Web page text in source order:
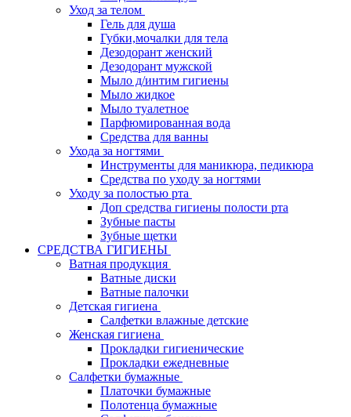
Уход за телом
Гель для душа
Губки,мочалки для тела
Дезодорант женский
Дезодорант мужской
Мыло д/интим гигиены
Мыло жидкое
Мыло туалетное
Парфюмированная вода
Средства для ванны
Ухода за ногтями
Инструменты для маникюра, педикюра
Средства по уходу за ногтями
Уходу за полостью рта
Доп средства гигиены полости рта
Зубные пасты
Зубные щетки
СРЕДСТВА ГИГИЕНЫ
Ватная продукция
Ватные диски
Ватные палочки
Детская гигиена
Салфетки влажные детские
Женская гигиена
Прокладки гигиенические
Прокладки ежедневные
Салфетки бумажные
Платочки бумажные
Полотенца бумажные